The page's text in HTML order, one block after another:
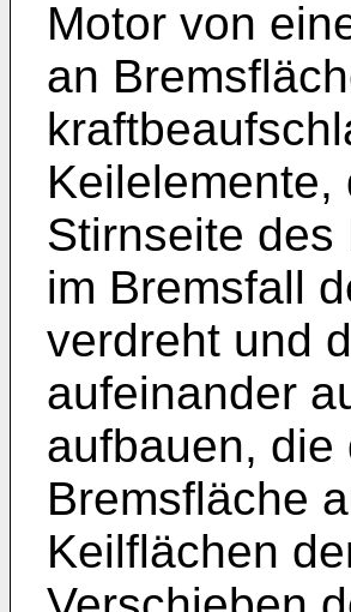
Motor von
an
Stirnseite
im Bremsfall
verdreht und
aufeinander
aufbauen, die
Bremsfläche
Keilflächen